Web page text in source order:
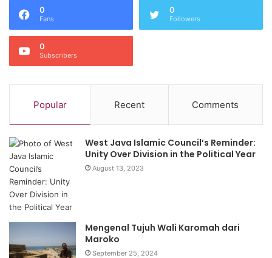
0
Fans
0
Followers
0
Subscribers
Popular Recent Comments
West Java Islamic Council’s Reminder:
Unity Over Division in the Political Year
August 13, 2023
Mengenal Tujuh Wali Karomah dari
Maroko
September 25, 2024